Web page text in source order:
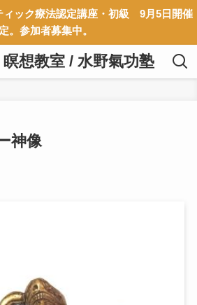
ィック療法認定講座・初級 9月5日開催
。参加者募集中。
想教室 / 水野氣功塾
神像